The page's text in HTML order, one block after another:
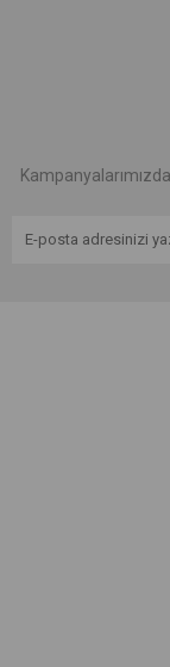
eklemek
süslenmiş
2024 bluz
detaylarıyla
2024 bluz